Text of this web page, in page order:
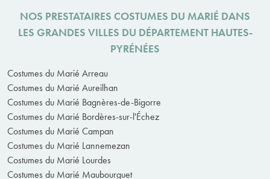
NOS PRESTATAIRES COSTUMES DU MARIÉ DANS
LES GRANDES VILLES DU DÉPARTEMENT HAUTES-
PYRÉNÉES
Costumes du Marié Arreau
Costumes du Marié Aureilhan
Costumes du Marié Bagnères-de-Bigorre
Costumes du Marié Bordères-sur-l'Échez
Costumes du Marié Campan
Costumes du Marié Lannemezan
Costumes du Marié Lourdes
Costumes du Marié Maubourguet